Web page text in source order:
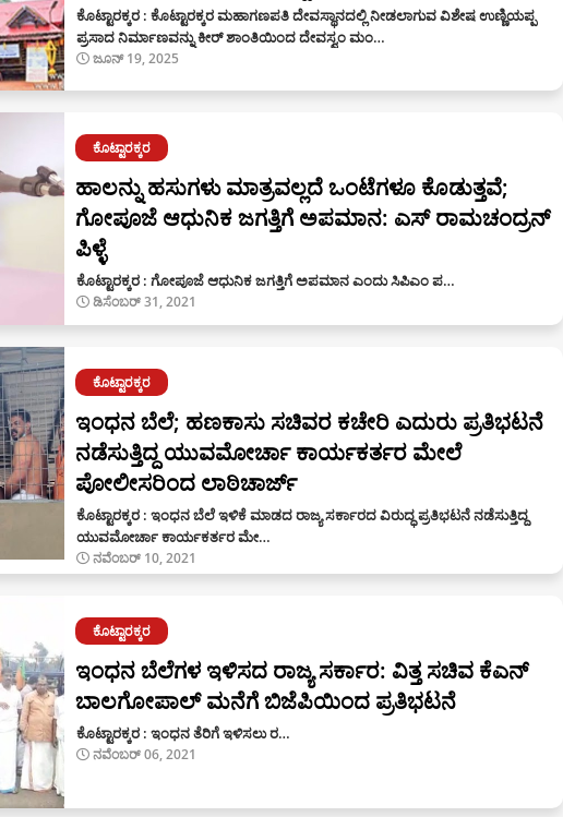
ಕೊಟ್ಟಾರಕ್ಕರ : ಕೊಟ್ಟಾರಕ್ಕರ ಮಹಾಗಣಪತಿ ದೇವಸ್ಥಾನದಲ್ಲಿ ನೀಡಲಾಗುವ ವಿಶೇಷ ಉಣ್ಣಿಯಪ್ಪ
ಪ್ರಸಾದ ನಿರ್ಮಾಣವನ್ನು ಕೀರ್ ಶಾಂತಿಯಿಂದ ದೇವಸ್ವಂ ಮಂ…
ಜೂನ್ 19, 2025
ಕೊಟ್ಟಾರಕ್ಕರ
ಹಾಲನ್ನು ಹಸುಗಳು ಮಾತ್ರವಲ್ಲದೆ ಒಂಟೆಗಳೂ ಕೊಡುತ್ತವೆ;
ಗೋಪೂಜೆ ಆಧುನಿಕ ಜಗತ್ತಿಗೆ ಅಪಮಾನ: ಎಸ್ ರಾಮಚಂದ್ರನ್
ಪಿಳ್ಳೆ
ಕೊಟ್ಟಾರಕ್ಕರ : ಗೋಪೂಜೆ ಆಧುನಿಕ ಜಗತ್ತಿಗೆ ಅಪಮಾನ ಎಂದು ಸಿಪಿಎಂ ಪ…
ಡಿಸೆಂಬರ್ 31, 2021
ಕೊಟ್ಟಾರಕ್ಕರ
ಇಂಧನ ಬೆಲೆ; ಹಣಕಾಸು ಸಚಿವರ ಕಚೇರಿ ಎದುರು ಪ್ರತಿಭಟನೆ
ನಡೆಸುತ್ತಿದ್ದ ಯುವಮೋರ್ಚಾ ಕಾರ್ಯಕರ್ತರ ಮೇಲೆ
ಪೋಲೀಸರಿಂದ ಲಾಠಿಚಾರ್ಜ್
ಕೊಟ್ಟಾರಕ್ಕರ : ಇಂಧನ ಬೆಲೆ ಇಳಿಕೆ ಮಾಡದ ರಾಜ್ಯ ಸರ್ಕಾರದ ವಿರುದ್ಧ ಪ್ರತಿಭಟನೆ ನಡೆಸುತ್ತಿದ್ದ
ಯುವಮೋರ್ಚಾ ಕಾರ್ಯಕರ್ತರ ಮೇ…
ನವೆಂಬರ್ 10, 2021
ಕೊಟ್ಟಾರಕ್ಕರ
ಇಂಧನ ಬೆಲೆಗಳ ಇಳಿಸದ ರಾಜ್ಯ ಸರ್ಕಾರ: ವಿತ್ತ ಸಚಿವ ಕೆಎನ್
ಬಾಲಗೋಪಾಲ್ ಮನೆಗೆ ಬಿಜೆಪಿಯಿಂದ ಪ್ರತಿಭಟನೆ
ಕೊಟ್ಟಾರಕ್ಕರ : ಇಂಧನ ತೆರಿಗೆ ಇಳಿಸಲು ರ…
ನವೆಂಬರ್ 06, 2021